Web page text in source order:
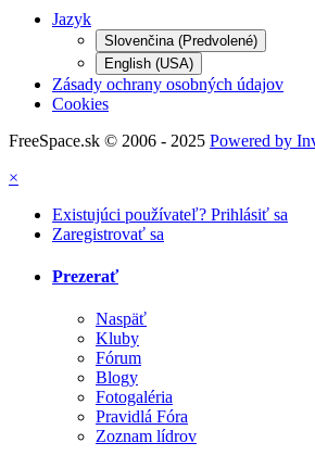
Jazyk
Slovenčina (Predvolené)
English (USA)
Zásady ochrany osobných údajov
Cookies
FreeSpace.sk © 2006 - 2025 Powered by
×
Existujúci používateľ? Prihlásiť sa
Zaregistrovať sa
Prezerať
Naspäť
Kluby
Fórum
Blogy
Fotogaléria
Pravidlá Fóra
Zoznam lídrov